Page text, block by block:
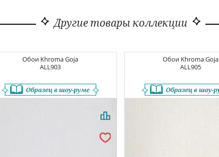
Другие товары коллекции
Обои Khroma Goja
ALL903
Обои Khroma Goja
ALL905